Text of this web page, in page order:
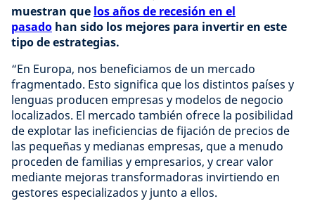
muestran que los años de recesión en el
pasado han sido los mejores para invertir en este
tipo de estrategias.
“En Europa, nos beneficiamos de un mercado
fragmentado. Esto significa que los distintos países y
lenguas producen empresas y modelos de negocio
localizados. El mercado también ofrece la posibilidad
de explotar las ineficiencias de fijación de precios de
las pequeñas y medianas empresas, que a menudo
proceden de familias y empresarios, y crear valor
mediante mejoras transformadoras invirtiendo en
gestores especializados y junto a ellos.